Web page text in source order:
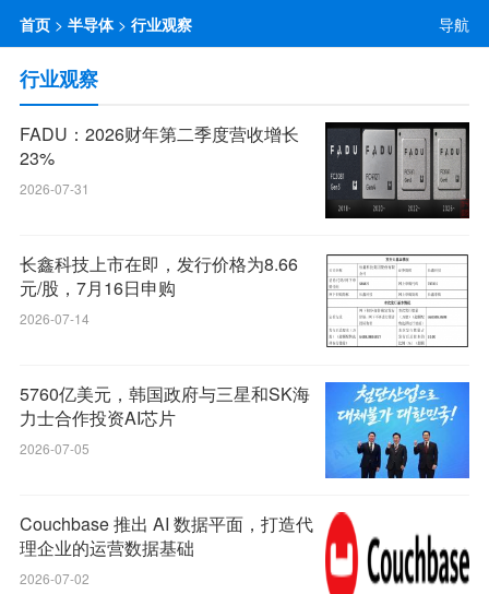
首页> 半导体> 行业观察 导航
行业观察
FADU：2026财年第二季度营收增长
23%
2026-07-31
长鑫科技上市在即，发行价格为8.66
元/股，7月16日申购
2026-07-14
5760亿美元，韩国政府与三星和SK海
力士合作投资AI芯片
2026-07-05
Couchbase 推出 AI 数据平面，打造代
理企业的运营数据基础
2026-07-02